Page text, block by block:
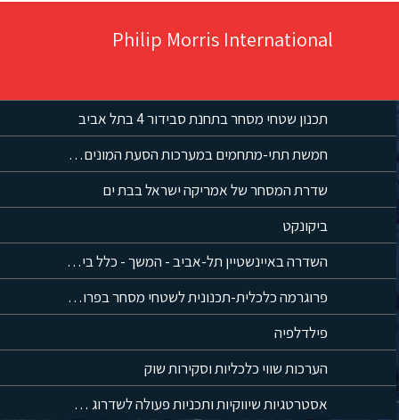
Philip Morris International
תכנון שטחי מסחר בתחנת סבידור 4 בתל אביב
חמשת תתי-מתחמים במערכות הסעת המונים בירושלים
שדרת המסחר של אמריקה ישראל בבת ים
ביקונקט
השדרה באיינשטיין תל-אביב - המשך - כלל ביטוח
פרוגרמה כלכלית-תכנונית לשטחי מסחר בפרויקט התחדשות עירונית במתחם קהילת קנדה
פילדלפיה
הערכות שווי כלכליות וסקירות שוק
אסטרטגיות שיווקיות ותכניות פעולה לשדרוג מרכזים קיימים